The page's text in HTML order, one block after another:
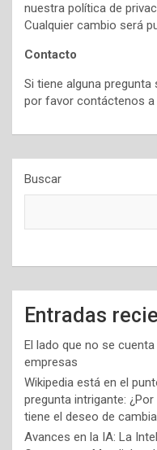
nuestra política de
Cualquier cambio será
Contacto
Si tiene alguna
por favor contáctenos a
Buscar
Entradas
El lado que no se
empresas
Wikipedia está en el
pregunta intrigante:
tiene el deseo de
Avances en la IA: La